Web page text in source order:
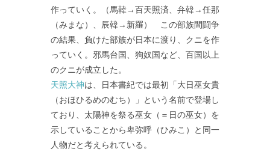
作っていく。（馬韓→百天照済、弁韓→任那
（みまな）、辰韓→新羅） この部族間闘争
の結果、負けた部族が日本に渡り、クニを作
っていく。邪馬台国、狗奴国など、百国以上
のクニが成立した。
天照大神は、日本書紀では最初「大日巫女貴
（おほひるめのむち）」という名前で登場し
ており、太陽神を祭る巫女（＝日の巫女）を
示していることから卑弥呼（ひみこ）と同一
人物だと考えられている。